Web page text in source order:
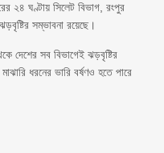
২৪ ঘণ্টায় সিলেট বিভাগ, রংপুর
সম্ভাবনা রয়েছে।
দেশের সব বিভাগেই ঝড়বৃষ্টির
ধরনের ভারি বর্ষণও হতে পারে